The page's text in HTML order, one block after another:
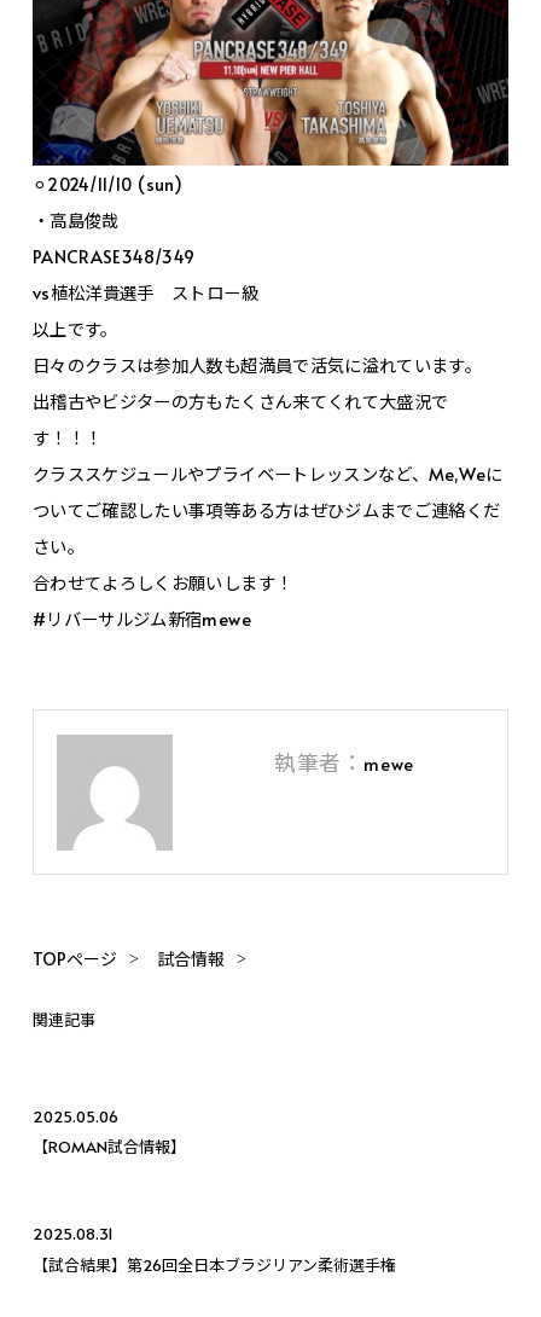
⚪︎2024/11/10 (sun)
・高島俊哉
PANCRASE348/349
vs植松洋貴選手 ストロー級
以上です。
日々のクラスは参加人数も超満員で活気に溢れています。
出稽古やビジターの方もたくさん来てくれて大盛況で
す！！！
クラススケジュールやプライベートレッスンなど、Me,Weに
ついてご確認したい事項等ある方はぜひジムまでご連絡くだ
さい。
合わせてよろしくお願いします！
#リバーサルジム新宿mewe
執筆者： mewe
TOPページ 試合情報
関連記事
2025.05.06
【ROMAN試合情報】
2025.08.31
【試合結果】第26回全日本ブラジリアン柔術選手権